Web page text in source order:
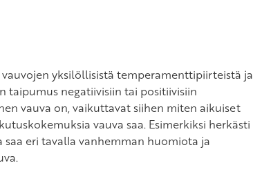
vauvojen yksilöllisistä temperamenttipiirteistä ja
taipumus negatiivisiin tai positiivisiin
vauva on, vaikuttavat siihen miten aikuiset
vauva saa. Esimerkiksi herkästi
eri tavalla vanhemman huomiota ja